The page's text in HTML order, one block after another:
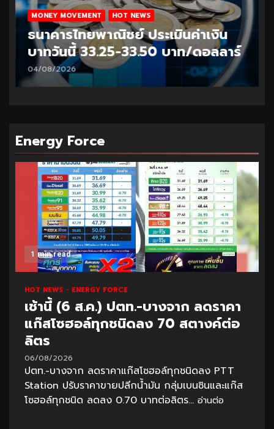
MONEY MOVEMENT HOT NEWS
ธนาคารไทยพาณิชย์ ประเมินค่าเงิน
บาทวันนี้ 33.25-33.50 บาท/ดอลลาร์
04/08/2026
Energy Force
1 min read
HOT NEWS ENERGY FORCE
เช้านี้ (6 ส.ค.) ปตท.-บางจาก ลดราคา
แก๊สโซฮอล์ทุกชนิดลง 70 สตางค์ต่อ
ลิตร
06/08/2026
ปตท.-บางจาก ลดราคาแก๊สโซฮอล์ทุกชนิดลง PTT
Station ปรับราคาขายปลีกน้ำมัน กลุ่มเบนซินและแก๊ส
โซฮอล์ทุกชนิด ลดลง 0.70 บาทต่อลิตร... อ่านต่อ